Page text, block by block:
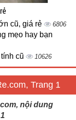
cũ, giá rẻ 6806
mẹo hay bạn
cũ 10626
Trang 1
nội dung